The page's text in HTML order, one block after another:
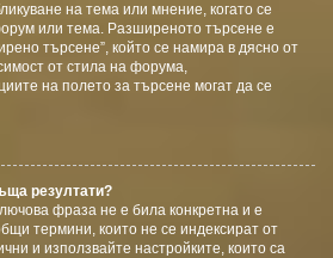
на тема или мнение, когато се
или тема. Разширеното търсене е
търсене”, който се намира в дясно от
от стила на форума,
на полето за търсене могат да се
резултати?
фраза не е била конкретна и е
термини, които не се индексират от
и използвайте настройките, които са